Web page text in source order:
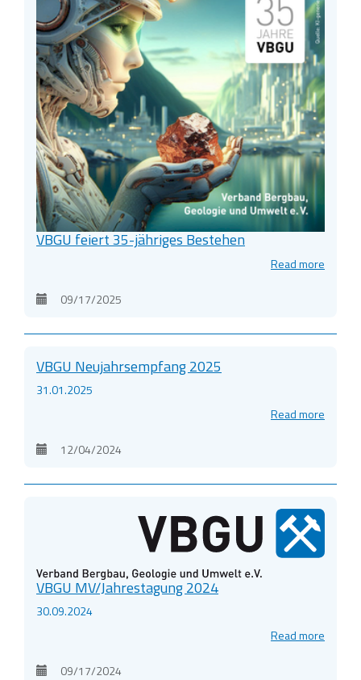
VBGU feiert 35-jähriges Bestehen
Read more
09/17/2025
VBGU Neujahrsempfang 2025
31.01.2025
Read more
12/04/2024
VBGU MV/Jahrestagung 2024
30.09.2024
Read more
09/17/2024